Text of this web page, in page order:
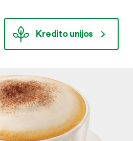
Kredito unijos